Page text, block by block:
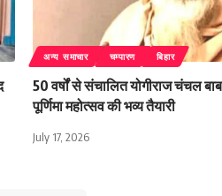
अन्य समाचार चम्पारण बिहार
50 वर्षों से संचालित योगीराज चंचल
पूर्णिमा महोत्सव की भव्य तैयारी
July 17, 2026